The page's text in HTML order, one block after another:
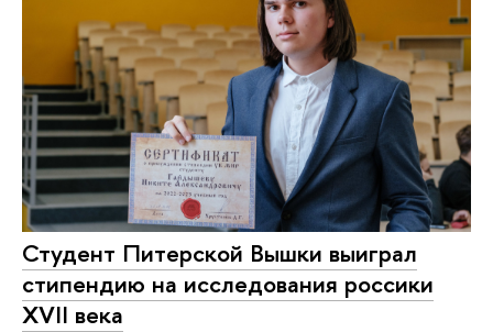
Студент Питерской Вышки выиграл
стипендию на исследования россики
XVII века